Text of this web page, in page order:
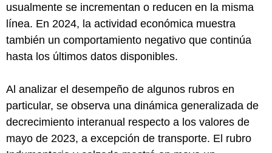
usualmente se incrementan o reducen en la misma
línea. En 2024, la actividad económica muestra
también un comportamiento negativo que continúa
hasta los últimos datos disponibles.
Al analizar el desempeño de algunos rubros en
particular, se observa una dinámica generalizada de
decrecimiento interanual respecto a los valores de
mayo de 2023, a excepción de transporte. El rubro